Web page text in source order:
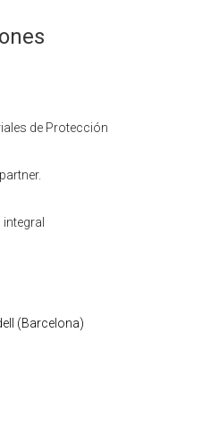
de Protección
integral
(Barcelona)